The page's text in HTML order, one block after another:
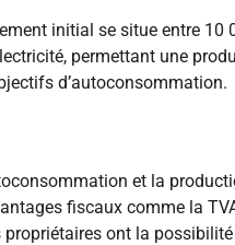
initial se situe entre 10
permettant une
d’autoconsommation.
et la
fiscaux comme la
propriétaires ont la